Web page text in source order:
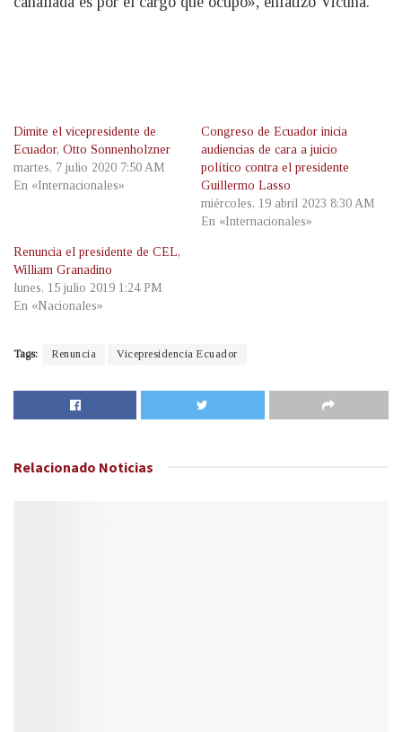
Dimite el vicepresidente de
Ecuador, Otto Sonnenholzner
martes, 7 julio 2020 7:50 AM
En «Internacionales»
Congreso de Ecuador inicia
audiencias de cara a juicio
político contra el presidente
Guillermo Lasso
miércoles, 19 abril 2023 8:30 AM
En «Internacionales»
Renuncia el presidente de CEL,
William Granadino
lunes, 15 julio 2019 1:24 PM
En «Nacionales»
Tags: Renuncia Vicepresidencia Ecuador
Relacionado Noticias